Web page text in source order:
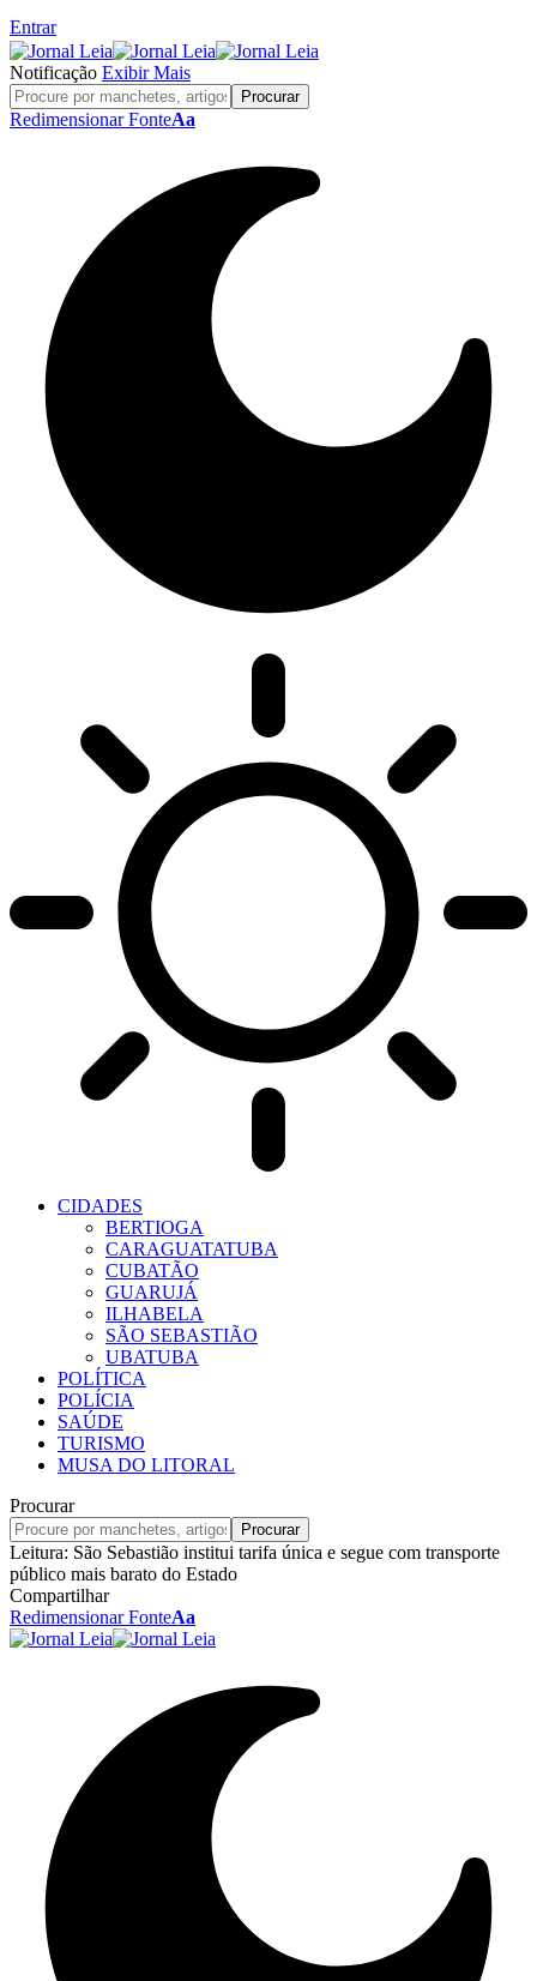
Entrar
Notificação Exibir Mais
Redimensionar FonteAa
CIDADES
BERTIOGA
CARAGUATATUBA
CUBATÃO
GUARUJÁ
ILHABELA
SÃO SEBASTIÃO
UBATUBA
POLÍTICA
POLÍCIA
SAÚDE
TURISMO
MUSA DO LITORAL
Procurar
Leitura: São Sebastião institui tarifa única e segue com transporte
público mais barato do Estado
Compartilhar
Redimensionar FonteAa